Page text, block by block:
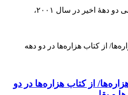
۱. درک بهتر از تحولات سیاسی دو دههٔ اخیر در سال ۲۰۰۱،
از کتاب هزاره‌ها در دو